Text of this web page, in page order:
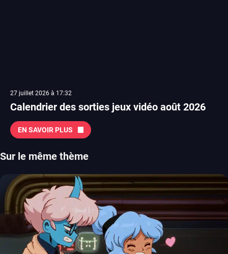
27 juillet 2026 à 17:32
Calendrier des sorties jeux vidéo août 2026
EN SAVOIR PLUS
Sur le même thème